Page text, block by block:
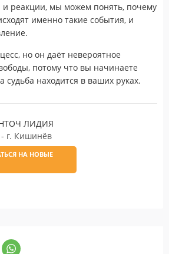
и реакции, мы можем понять, почему
именно такие события, и
но он даёт невероятное
потому что вы начинаете
судьба находится в ваших руках.
ЛИДИЯ
- г. Кишинёв
НА НОВЫЕ